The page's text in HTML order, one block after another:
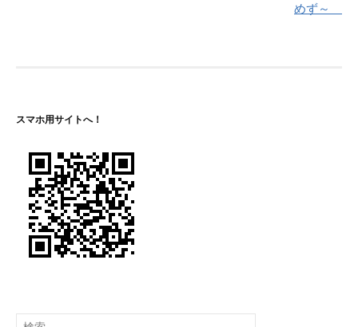
ョ
ン
めず～
スマホ用サイトへ！
検